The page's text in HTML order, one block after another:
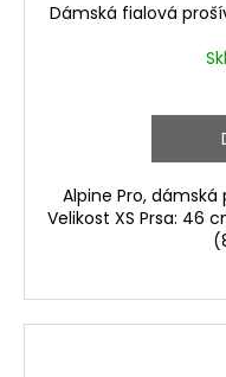
Dámská fialová
Alpine Pro, dámská
Velikost XS Prsa: